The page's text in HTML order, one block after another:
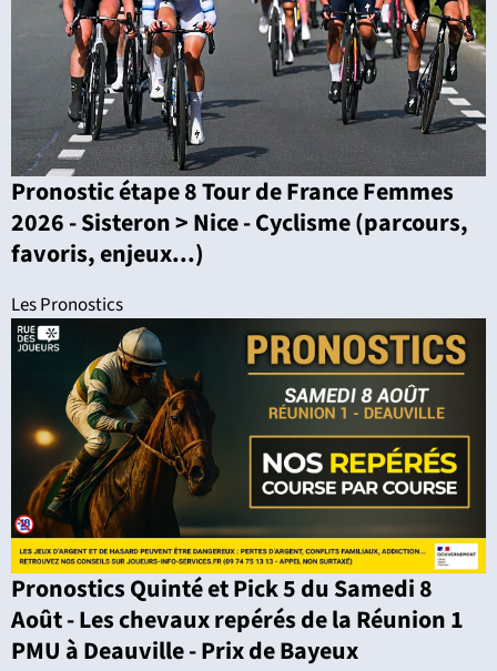
Pronostic étape 8 Tour de France Femmes
2026 - Sisteron > Nice - Cyclisme (parcours,
favoris, enjeux...)
Les Pronostics
Pronostics Quinté et Pick 5 du Samedi 8
Août - Les chevaux repérés de la Réunion 1
PMU à Deauville - Prix de Bayeux